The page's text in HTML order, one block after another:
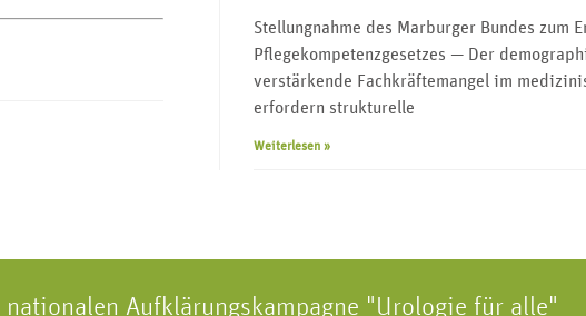
Stellungnahme des Marburger Bundes zum
Pflegekompetenzgesetzes — Der
verstärkende Fachkräftemangel im
erfordern strukturelle
Weiterlesen »
nationalen Aufklärungskampagne "Urologie für alle"